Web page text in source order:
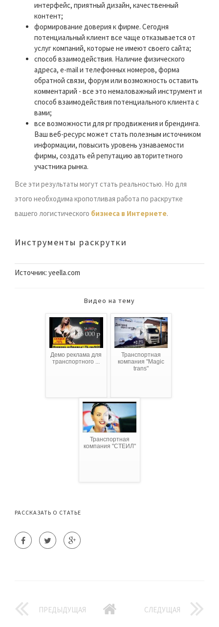
интерфейс, приятный дизайн, качественный
контент;
формирование доверия к фирме. Сегодня
потенциальный клиент все чаще отказывается от
услуг компаний, которые не имеют своего сайта;
способ взаимодействия. Наличие физического
адреса, e-mail и телефонных номеров, форма
обратной связи, форум или возможность оставить
комментарий - все это немаловажный инструмент и
способ взаимодействия потенциального клиента с
вами;
все возможности для pr продвижения и брендинга.
Ваш веб-ресурс может стать полезным источником
информации, повысить уровень узнаваемости
фирмы, создать ей репутацию авторитетного
участника рынка.
Все эти результаты могут стать реальностью. Но для
этого необходима кропотливая работа по раскрутке
вашего логистического бизнеса в Интернете.
Инструменты раскрутки
Источник: yeella.com
Видео на тему
Демо реклама для
транспортного ...
Транспортная
компания "Мagic
trans"
Транспортная
компания "СТЕИЛ"
РАССКАЗАТЬ О СТАТЬЕ
ПРЕДЫДУЩАЯ СЛЕДУЩАЯ